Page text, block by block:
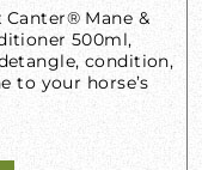
Canter® Mane &
500ml,
condition,
to your horse’s